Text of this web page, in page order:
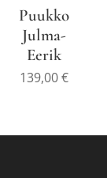
Puukko
Julma-
Eerik
139,00€